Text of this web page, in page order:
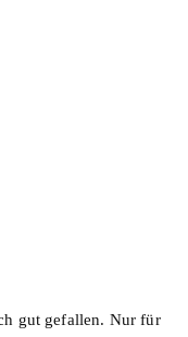
gut gefallen. Nur für